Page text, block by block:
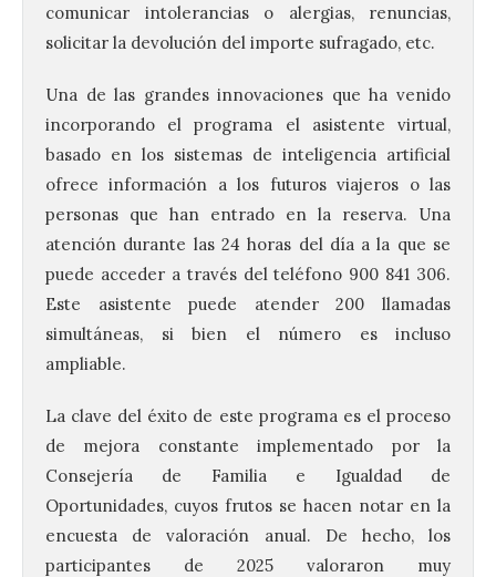
comunicar intolerancias o alergias, renuncias,
solicitar la devolución del importe sufragado, etc.
Una de las grandes innovaciones que ha venido
incorporando el programa el asistente virtual,
basado en los sistemas de inteligencia artificial
ofrece información a los futuros viajeros o las
personas que han entrado en la reserva. Una
atención durante las 24 horas del día a la que se
puede acceder a través del teléfono 900 841 306.
Este asistente puede atender 200 llamadas
simultáneas, si bien el número es incluso
ampliable.
La clave del éxito de este programa es el proceso
de mejora constante implementado por la
Consejería de Familia e Igualdad de
Oportunidades, cuyos frutos se hacen notar en la
encuesta de valoración anual. De hecho, los
participantes de 2025 valoraron muy